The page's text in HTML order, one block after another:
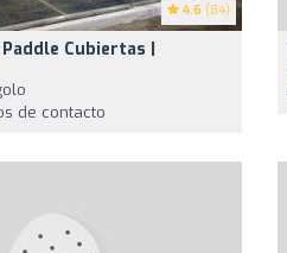
4.6 (84)
Cubiertas |
de contacto